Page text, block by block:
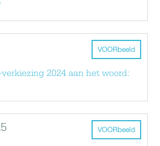
VOORbeeld
2024 aan het woord:
VOORbeeld